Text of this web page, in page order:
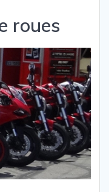
roues